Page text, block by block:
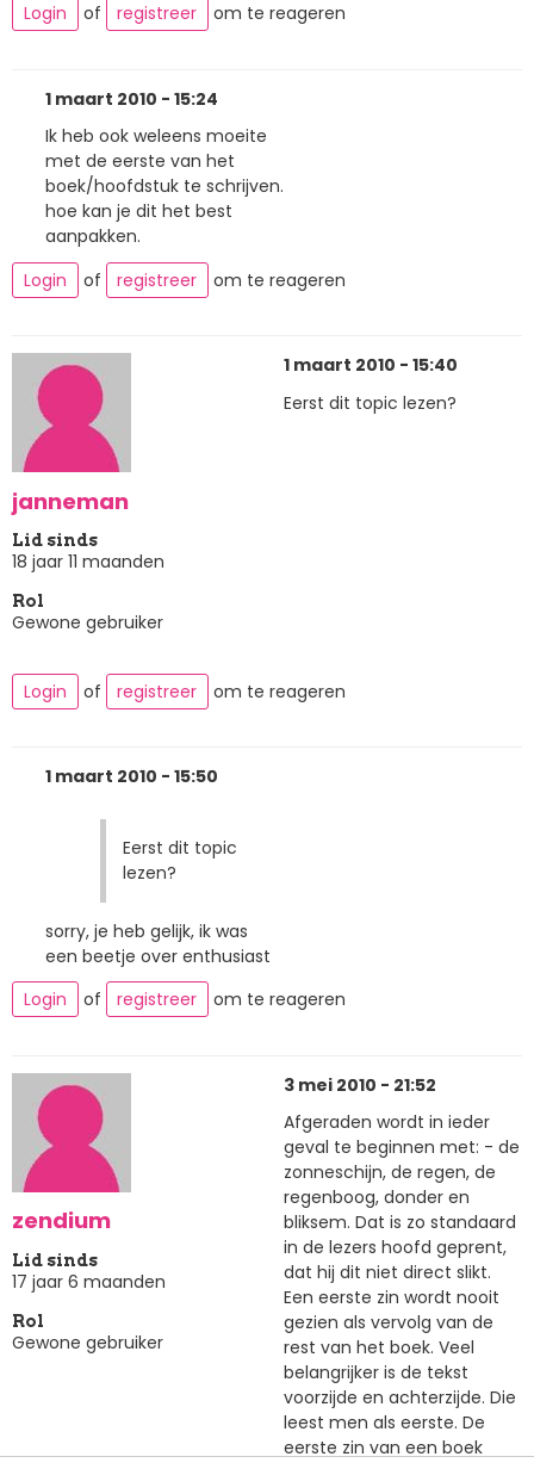
Login of registreer om te reageren
1 maart 2010 - 15:24
Ik heb ook weleens moeite
met de eerste van het
boek/hoofdstuk te schrijven.
hoe kan je dit het best
aanpakken.
Login
of registreer om te reageren
janneman
Lid sinds
18 jaar 11 maanden
Rol
Gewone gebruiker
1 maart 2010 - 15:40
Eerst dit topic lezen?
Login of registreer om te reageren
1 maart 2010 - 15:50
Eerst dit topic
lezen?
sorry, je heb gelijk, ik was
een beetje over enthusiast
Login
of registreer om te reageren
zendium
Lid sinds
17 jaar 6 maanden
Rol
Gewone gebruiker
3 mei 2010 - 21:52
Afgeraden wordt in ieder
geval te beginnen met: - de
zonneschijn, de regen, de
regenboog, donder en
bliksem. Dat is zo standaard
in de lezers hoofd geprent,
dat hij dit niet direct slikt.
Een eerste zin wordt nooit
gezien als vervolg van de
rest van het boek. Veel
belangrijker is de tekst
voorzijde en achterzijde. Die
leest men als eerste. De
eerste zin van een boek